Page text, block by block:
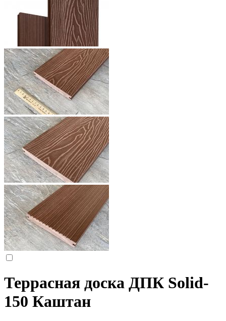
Террасная доска ДПК Solid-
150 Каштан